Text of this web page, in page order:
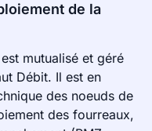
de la
mutualisé et géré
Débit. Il est en
des noeuds de
des fourreaux,